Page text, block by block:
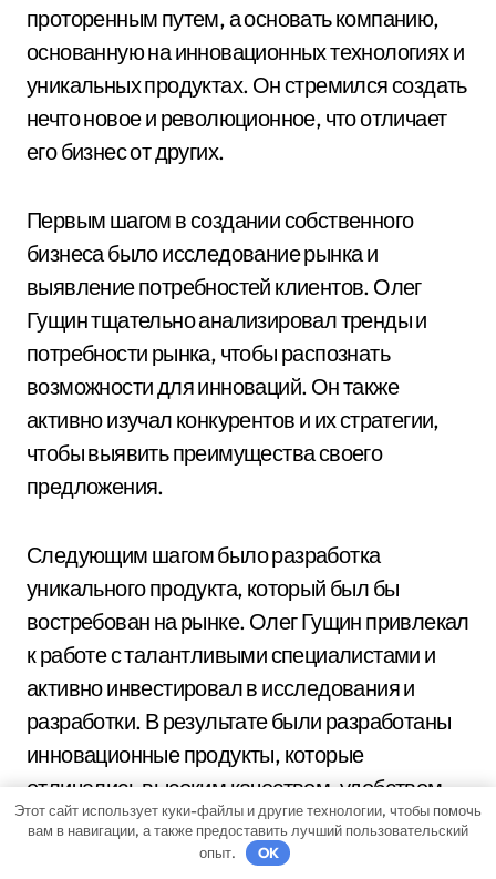
проторенным путем, а основать компанию,
основанную на инновационных технологиях и
уникальных продуктах. Он стремился создать
нечто новое и революционное, что отличает
его бизнес от других.
Первым шагом в создании собственного
бизнеса было исследование рынка и
выявление потребностей клиентов. Олег
Гущин тщательно анализировал тренды и
потребности рынка, чтобы распознать
возможности для инноваций. Он также
активно изучал конкурентов и их стратегии,
чтобы выявить преимущества своего
предложения.
Следующим шагом было разработка
уникального продукта, который был бы
востребован на рынке. Олег Гущин привлекал
к работе с талантливыми специалистами и
активно инвестировал в исследования и
разработки. В результате были разработаны
инновационные продукты, которые
отличались высоким качеством, удобством
использования и уникальными
функциональными возможностями.
Этот сайт использует куки-файлы и другие технологии, чтобы помочь
вам в навигации, а также предоставить лучший пользовательский
опыт.
OK